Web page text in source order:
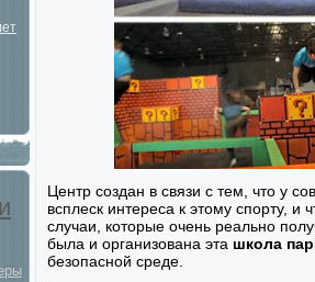
Центр создан в связи с тем, что у
всплеск интереса к этому спорту,
случаи, которые очень реально
была и организована эта школа
безопасной среде.